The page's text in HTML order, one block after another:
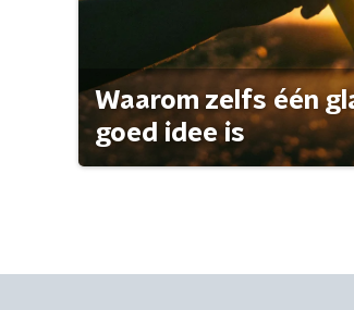
Waarom zelfs één
goed idee is